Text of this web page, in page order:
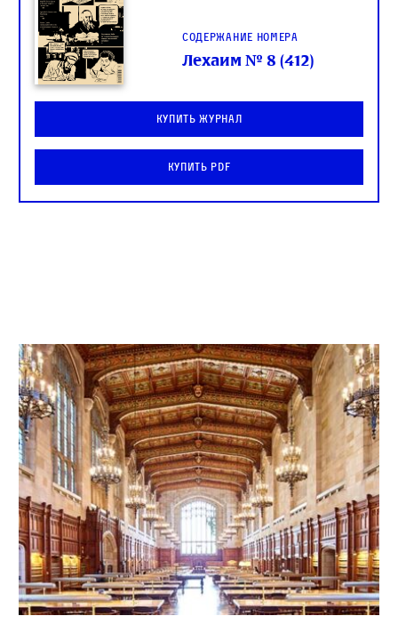
Содержание номера
Лехаим № 8 (412)
Купить журнал
Купить PDF